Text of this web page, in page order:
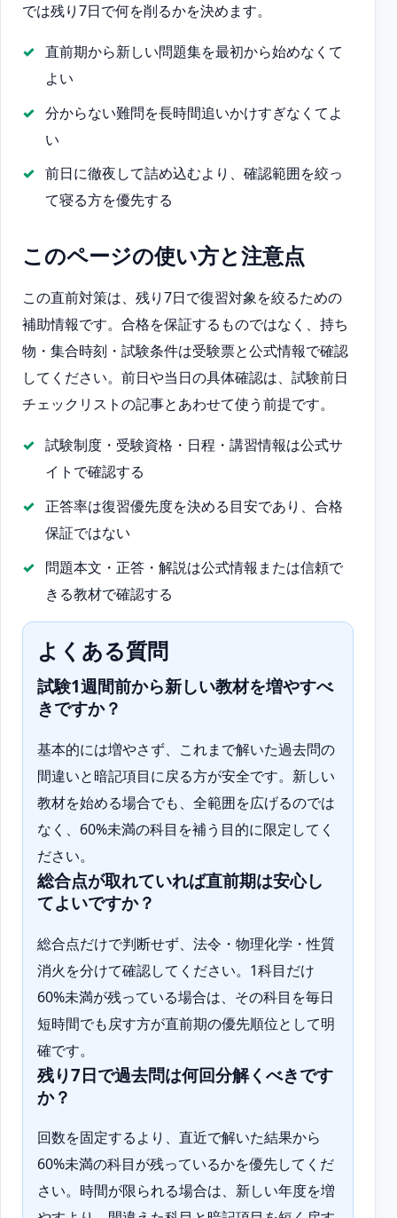
では残り7日で何を削るかを決めます。
直前期から新しい問題集を最初から始めなくて
よい
分からない難問を長時間追いかけすぎなくてよ
い
前日に徹夜して詰め込むより、確認範囲を絞っ
て寝る方を優先する
このページの使い方と注意点
この直前対策は、残り7日で復習対象を絞るための
補助情報です。合格を保証するものではなく、持ち
物・集合時刻・試験条件は受験票と公式情報で確認
してください。前日や当日の具体確認は、試験前日
チェックリストの記事とあわせて使う前提です。
試験制度・受験資格・日程・講習情報は公式サ
イトで確認する
正答率は復習優先度を決める目安であり、合格
保証ではない
問題本文・正答・解説は公式情報または信頼で
きる教材で確認する
よくある質問
試験1週間前から新しい教材を増やすべ
きですか？
基本的には増やさず、これまで解いた過去問の
間違いと暗記項目に戻る方が安全です。新しい
教材を始める場合でも、全範囲を広げるのでは
なく、60%未満の科目を補う目的に限定してく
ださい。
総合点が取れていれば直前期は安心し
てよいですか？
総合点だけで判断せず、法令・物理化学・性質
消火を分けて確認してください。1科目だけ
60%未満が残っている場合は、その科目を毎日
短時間でも戻す方が直前期の優先順位として明
確です。
残り7日で過去問は何回分解くべきです
か？
回数を固定するより、直近で解いた結果から
60%未満の科目が残っているかを優先してくだ
さい。時間が限られる場合は、新しい年度を増